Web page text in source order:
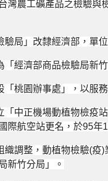
灣農工礦產品之檢驗與
驗局」改隸經濟部，單
「經濟部商品檢驗局新
「桃園辦事處」，以服
「中正機場動植物檢疫站
際航空站更名，於95年
織調整，動植物檢驗(疫)
新竹分局」。